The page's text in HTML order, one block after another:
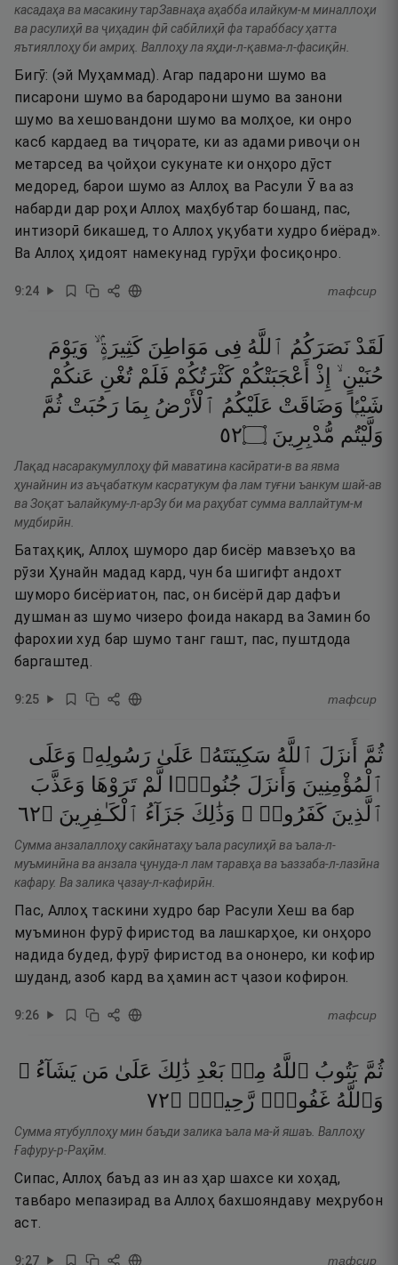
касадаҳа ва масакину тарЗавнаҳа аҳабба илайкум-м миналлоҳи
ва расулиҳӣ ва ҷиҳадин фӣ сабӣлиҳӣ фа тараббасу ҳатта
яътияллоҳу би амриҳ. Валлоҳу ла яҳди-л-қавма-л-фасиқӣн.
Бигӯ: (эй Муҳаммад). Агар падарони шумо ва
писарони шумо ва бародарони шумо ва занони
шумо ва хешовандони шумо ва молҳое, ки онро
касб кардаед ва тиҷорате, ки аз адами ривоҷи он
метарсед ва ҷойҳои сукунате ки онҳоро дӯст
медоред, барои шумо аз Аллоҳ ва Расули Ӯ ва аз
набарди дар роҳи Аллоҳ маҳбубтар бошанд, пас,
интизорӣ бикашед, то Аллоҳ уқубати худро биёрад».
Ва Аллоҳ ҳидоят намекунад гурӯҳи фосиқонро.
9:24 тафсир
لَقَدْ نَصَرَكُمُ ٱللَّهُ فِى مَوَاطِنَ كَثِيرَةٍۢ ۙ وَيَوْمَ
حُنَيْنٍ ۙ
إِذْ أَعْجَبَتْكُمْ كَثْرَتُكُمْ فَلَمْ تُغْنِ عَنكُمْ
شَيْـًۭٔا وَضَاقَتْ عَلَيْكُمُ ٱلْأَرْضُ بِمَا رَحُبَتْ ثُمَّ
وَلَّيْتُم مُّدْبِرِينَ ۝٢٥
Лақад насаракумуллоҳу фӣ маватина касӣрати-в ва явма
ҳунайнин из аъҷабаткум касратукум фа лам туғни ъанкум шай-ав
ва Зоқат ъалайкуму-л-арЗу би ма раҳубат сумма валлайтум-м
мудбирӣн.
Батаҳқиқ, Аллоҳ шуморо дар бисёр мавзеъҳо ва
рӯзи Ҳунайн мадад кард, чун ба шигифт андохт
шуморо бисёриатон, пас, он бисёрӣ дар дафъи
душман аз шумо чизеро фоида накард ва Замин бо
фарохии худ бар шумо танг гашт, пас, пуштдода
баргаштед.
9:25 тафсир
ثُمَّ أَنزَلَ ٱللَّهُ سَكِينَتَهُۥ عَلَىٰ رَسُولِهِۦ وَعَلَى
ٱلْمُؤْمِنِينَ وَأَنزَلَ جُنُودًۭا لَّمْ تَرَوْهَا وَعَذَّبَ
ٱلَّذِينَ كَفَرُوا۟ ۚ وَذَٰلِكَ جَزَآءُ ٱلْكَـٰفِرِينَ ۝٢٦
Сумма анзалаллоҳу сакӣнатаҳу ъала расулиҳӣ ва ъала-л-
муъминӣна ва анзала ҷунуда-л лам таравҳа ва ъаззаба-л-лазӣна
кафару. Ва залика ҷазау-л-кафирӣн.
Пас, Аллоҳ таскини худро бар Расули Хеш ва бар
муъминон фурӯ фиристод ва лашкарҳое, ки онҳоро
надида будед, фурӯ фиристод ва ононеро, ки кофир
шуданд, азоб кард ва ҳамин аст ҷазои кофирон.
9:26 тафсир
ثُمَّ يَتُوبُ ٱللَّهُ مِنۢ بَعْدِ ذَٰلِكَ عَلَىٰ مَن يَشَآءُ ۗ
وَٱللَّهُ غَفُورٌۭ رَّحِيمٌۭ ۝٢٧
Сумма ятубуллоҳу мин баъди залика ъала ма-й яшаъ. Валлоҳу
Ғафуру-р-Раҳӣм.
Сипас, Аллоҳ баъд аз ин аз ҳар шахсе ки хоҳад,
тавбаро мепазирад ва Аллоҳ бахшояндаву меҳрубон
аст.
9:27 тафсир